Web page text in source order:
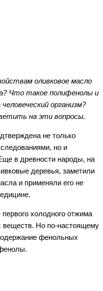
оливковое масло
Что такое полифенолы и
организм?
на эти вопросы.
не только
но и
в древности народы, на
деревья, заметили
и применяли его не
холодного отжима
веществ. Но по-настоящему
фенольных